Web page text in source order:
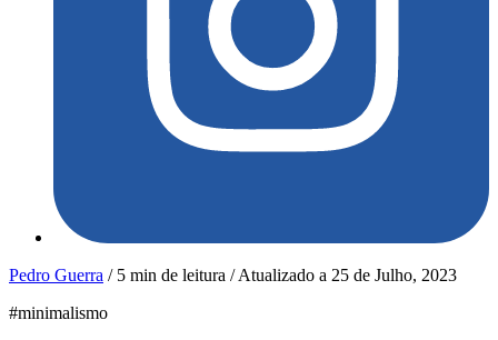
Pedro Guerra / 5 min de leitura /Atualizado a 25 de Julho, 2023
#minimalismo